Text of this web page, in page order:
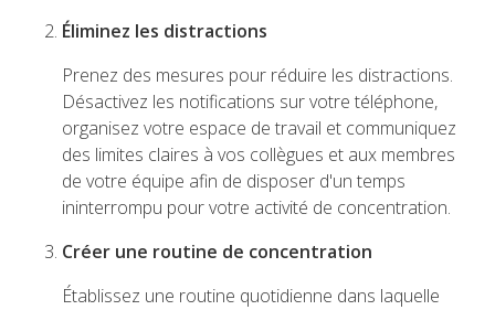
Éliminez les distractions
Prenez des mesures pour réduire les distractions.
Désactivez les notifications sur votre téléphone,
organisez votre espace de travail et communiquez
des limites claires à vos collègues et aux membres
de votre équipe afin de disposer d'un temps
ininterrompu pour votre activité de concentration.
Créer une routine de concentration
Établissez une routine quotidienne dans laquelle